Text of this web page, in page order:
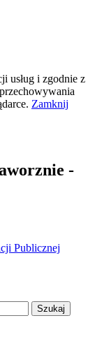
usług i zgodnie z
Zamknij
-
Publicznej
Szukaj